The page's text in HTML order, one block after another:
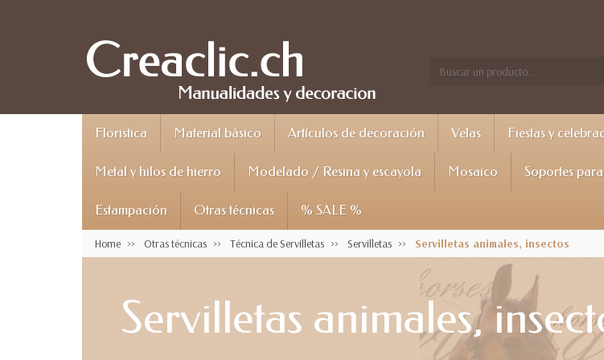
Floristica Material bàsico Artículos de decoración Velas Fiestas y
Metal y hilos de hierro Modelado / Resina y escayola Mosaico Soportes
Estampación Otras técnicas % SALE %
Home Otras técnicas Técnica de Servilletas Servilletas Servilletas animales, insectos
Servilletas animales,